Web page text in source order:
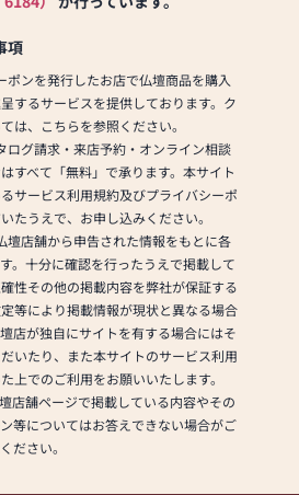
項
ポンを発行したお店で仏壇商品を購入
するサービスを提供しております。ク
は、こちらを参照ください。
ログ請求・来店予約・オンライン相談
すべて「無料」で承ります。本サイト
サービス利用規約及びプライバシーポ
たうえで、お申し込みください。
壇店舗から申告された情報をもとに各
。十分に確認を行ったうえで掲載して
性その他の掲載内容を弊社が保証する
等により掲載情報が現状と異なる場合
店が独自にサイトを有する場合にはそ
いたり、また本サイトのサービス利用
上でのご利用をお願いいたします。
店舗ページで掲載している内容やその
等についてはお答えできない場合がご
ださい。